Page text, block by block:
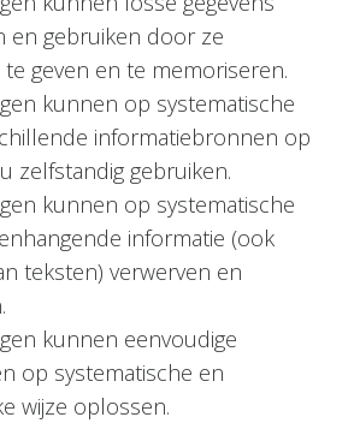
en gebruiken door ze
te geven en te memoriseren.
kunnen op systematische
informatiebronnen op
zelfstandig gebruiken.
kunnen op systematische
informatie (ook
teksten) verwerven en
kunnen eenvoudige
op systematische en
wijze oplossen.